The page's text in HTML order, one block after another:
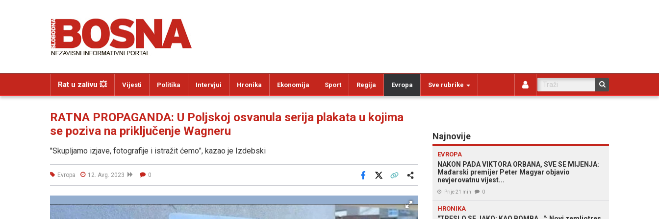
Rat u zalivu 💥 Vijesti Politika Intervjui Hronika Ekonomija Sport Regija Evropa Sve rubrike
RATNA PROPAGANDA: U Poljskoj osvanula serija plakata u kojima
se poziva na priključenje Wagneru
"Skupljamo izjave, fotografije i istražit ćemo”, kazao je Izdebski
Evropa 12. Avg. 2023 0
Facebook
Najnovije
EVROPA
NAKON PADA VIKTORA ORBANA, SVE SE MIJENJA:
Mađarski premijer Peter Magyar objavio
nevjerovatnu vijest...
Prije 21 min 0
HRONIKA